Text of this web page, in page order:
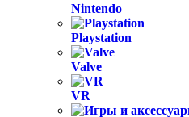
Nintendo
Playstation
Valve
VR